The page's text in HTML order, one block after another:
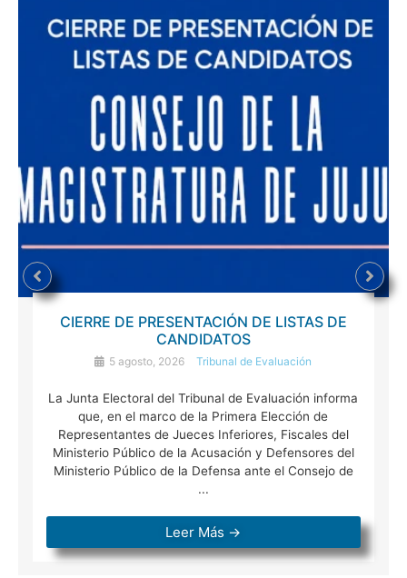
CIERRE DE PRESENTACIÓN DE LISTAS DE
CANDIDATOS
5 agosto, 2026 Tribunal de Evaluación
La Junta Electoral del Tribunal de Evaluación informa
que, en el marco de la Primera Elección de
Representantes de Jueces Inferiores, Fiscales del
Ministerio Público de la Acusación y Defensores del
Ministerio Público de la Defensa ante el Consejo de
...
Leer Más →